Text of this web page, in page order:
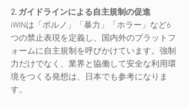
2. ガイドラインによる自主規制の促進
iWINは「ポルノ」「暴力」「ホラー」など6
つの禁止表現を定義し、国内外のプラットフ
ォームに自主規制を呼びかけています。強制
力だけでなく、業界と協働して安全な利用環
境をつくる発想は、日本でも参考になりま
す。